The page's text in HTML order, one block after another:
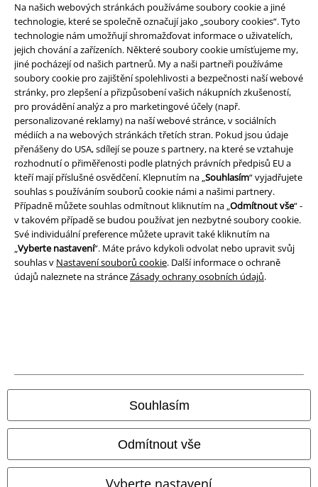
Na našich webových stránkách používáme soubory cookie a jiné
technologie, které se společně označují jako „soubory cookies“. Tyto
technologie nám umožňují shromažďovat informace o uživatelích,
jejich chování a zařízeních. Některé soubory cookie umísťujeme my,
jiné pocházejí od našich partnerů. My a naši partneři používáme
soubory cookie pro zajištění spolehlivosti a bezpečnosti naší webové
stránky, pro zlepšení a přizpůsobení vašich nákupních zkušeností,
pro provádění analýz a pro marketingové účely (např.
personalizované reklamy) na naší webové stránce, v sociálních
médiích a na webových stránkách třetích stran. Pokud jsou údaje
přenášeny do USA, sdílejí se pouze s partnery, na které se vztahuje
rozhodnutí o přiměřenosti podle platných právních předpisů EU a
kteří mají příslušné osvědčení. Klepnutím na „Souhlasím“ vyjadřujete
souhlas s používáním souborů cookie námi a našimi partnery.
Případně můžete souhlas odmítnout kliknutím na „Odmítnout vše“ -
v takovém případě se budou používat jen nezbytné soubory cookie.
Své individuální preference můžete upravit také kliknutím na
„Vyberte nastavení“. Máte právo kdykoli odvolat nebo upravit svůj
souhlas v Nastavení souborů cookie. Další informace o ochraně
údajů naleznete na stránceZásady ochrany osobních údajů.
Souhlasím
Odmítnout vše
Vyberte nastavení
Právní informace
Podmínky
Prohlášení
Ochrana osobních údajů
Odstoupení od smlouvy
Všechny ceny jsou včetně DPH, bezpoštovného a balného
© 1986-2026 EMP Merchandising